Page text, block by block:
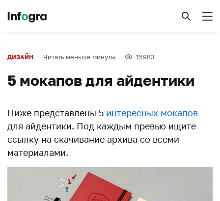
ДИЗАЙН Читать меньше минуты 15983
5 мокапов для айдентики
Ниже представлены 5 интересных мокапов
для айдентики. Под каждым превью ищите
ссылку на скачивание архива со всеми
материалами.